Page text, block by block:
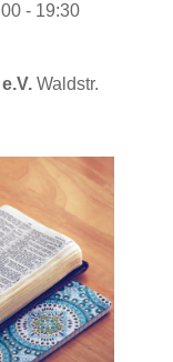
- 19:30
Waldstr.